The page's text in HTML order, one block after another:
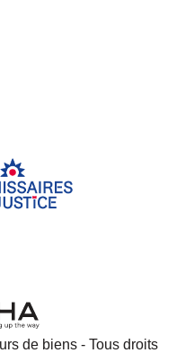
de biens - Tous droits